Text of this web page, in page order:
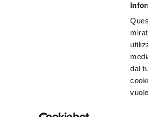
dal
Viale Monte Santo, 40 - 41049 Sassuolo
Capitale Sociale: 2.500.000 euro - Codice